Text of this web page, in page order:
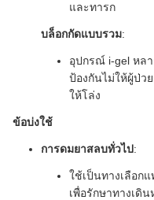
และทารก
บล็อกกัดแบบรวม:
อุปกรณ์ i-gel หล
ป้องกันไม่ให้ผู้ป่ว
ให้โล่ง
ข้อบ่งใช้
การดมยาสลบทั่วไป:
ใช้เป็นทางเลือก
เพื่อรักษาทางเดิ